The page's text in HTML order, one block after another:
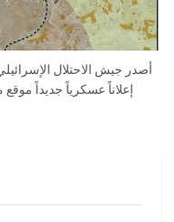
إعلاناً عسكرياً جديداً